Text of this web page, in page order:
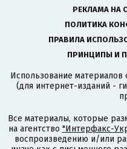
РЕКЛАМА НА
ПОЛИТИКА
ПРАВИЛА
ПРИНЦИПЫ И
Использование материалов
(для интернет-изданий -
Все материалы, которые
на агентство "Интерфакс-
воспроизведению и/или